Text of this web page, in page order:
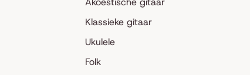
Klassieke gitaar
Ukulele
Folk